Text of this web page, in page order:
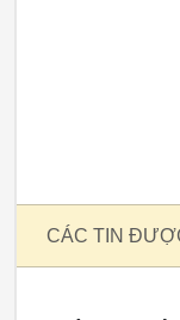
CÁC TIN